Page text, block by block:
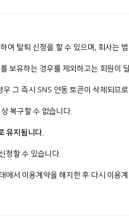
탈퇴 신청을 할 수 있으며, 회사는
유하는 경우를 제외하고는 회원이
그 즉시 SNS 연동 토큰이 삭제되므
복구할 수 없습니다.
유지됩니다.
청할 수 있습니다.
서 이용계약을 해지한 후 다시 이